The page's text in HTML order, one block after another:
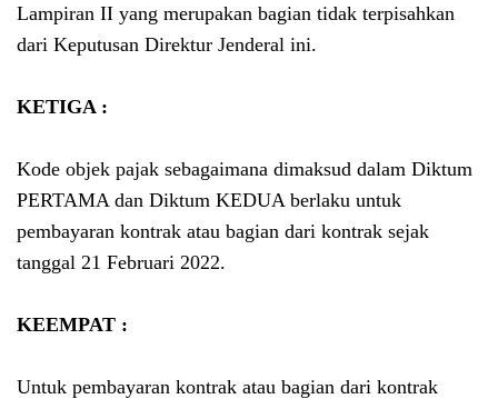
Lampiran II yang merupakan bagian tidak terpisahkan
dari Keputusan Direktur Jenderal ini.
KETIGA :
Kode objek pajak sebagaimana dimaksud dalam Diktum
PERTAMA dan Diktum KEDUA berlaku untuk
pembayaran kontrak atau bagian dari kontrak sejak
tanggal 21 Februari 2022.
KEEMPAT :
Untuk pembayaran kontrak atau bagian dari kontrak